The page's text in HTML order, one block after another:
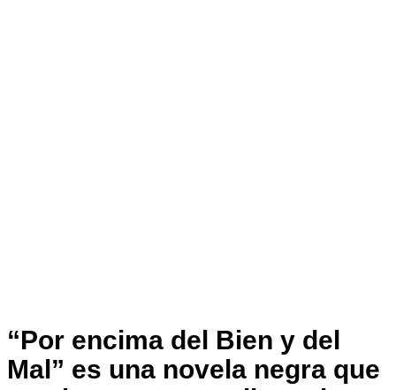
“Por encima del Bien y del
Mal” es una novela negra que